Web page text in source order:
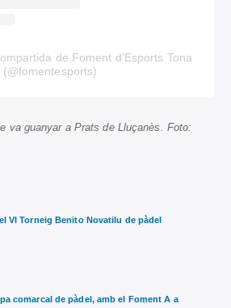
de Foment d’Esports Tona
(@fomentesports)
va guanyar a Prats de Lluçanès. Foto:
VI Torneig Benito Novatilu de pàdel
comarcal de pàdel, amb el Foment A a